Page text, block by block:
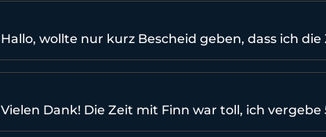
Hallo, wollte nur kurz Bescheid geben, dass ich
Vielen Dank! Die Zeit mit Finn war toll, ich